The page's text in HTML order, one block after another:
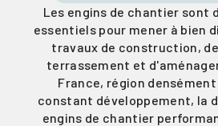
Les engins de chantier sont
essentiels pour mener à bien
travaux de construction,
terrassement et
France, région
constant développement, la
engins de chantier